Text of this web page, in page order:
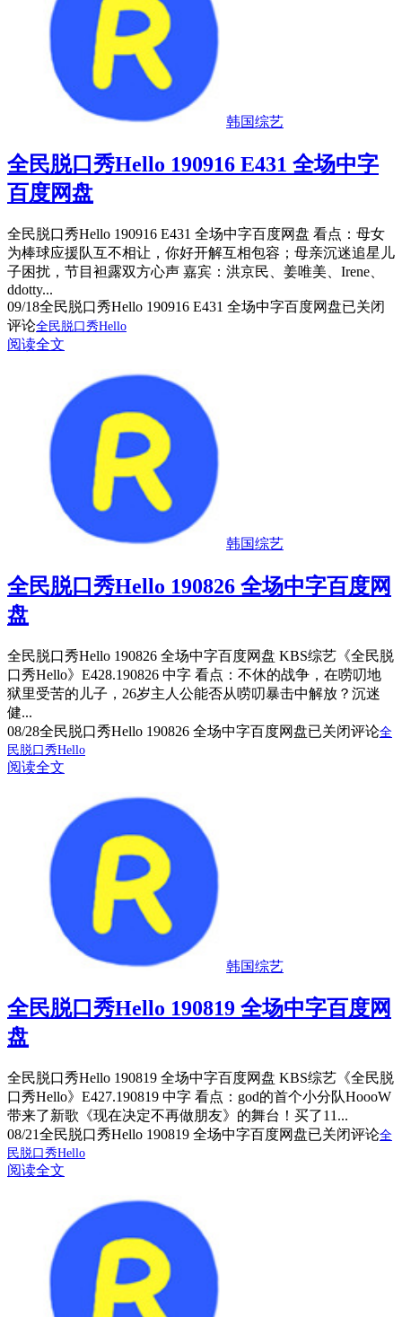
韩国综艺
全民脱口秀Hello 190916 E431 全场中字
百度网盘
全民脱口秀Hello 190916 E431 全场中字百度网盘 看点：母女
为棒球应援队互不相让，你好开解互相包容；母亲沉迷追星儿
子困扰，节目袒露双方心声 嘉宾：洪京民、姜唯美、Irene、
ddotty...
09/18全民脱口秀Hello 190916 E431 全场中字百度网盘已关闭
评论全民脱口秀Hello
阅读全文
韩国综艺
全民脱口秀Hello 190826 全场中字百度网
盘
全民脱口秀Hello 190826 全场中字百度网盘 KBS综艺《全民脱
口秀Hello》E428.190826 中字 看点：不休的战争，在唠叨地
狱里受苦的儿子，26岁主人公能否从唠叨暴击中解放？沉迷
健...
08/28全民脱口秀Hello 190826 全场中字百度网盘已关闭评论全
民脱口秀Hello
阅读全文
韩国综艺
全民脱口秀Hello 190819 全场中字百度网
盘
全民脱口秀Hello 190819 全场中字百度网盘 KBS综艺《全民脱
口秀Hello》E427.190819 中字 看点：god的首个小分队HoooW
带来了新歌《现在决定不再做朋友》的舞台！买了11...
08/21全民脱口秀Hello 190819 全场中字百度网盘已关闭评论全
民脱口秀Hello
阅读全文